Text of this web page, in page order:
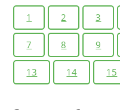
1 2 3
7 8 9
13 14 15